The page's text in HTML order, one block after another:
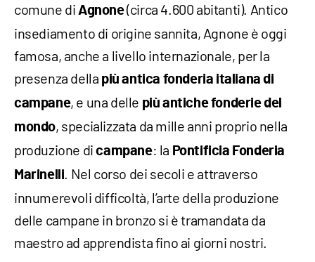
comune di Agnone(circa 4.600 abitanti). Antico
insediamento di origine sannita, Agnone è oggi
famosa, anche a livello internazionale, per la
presenza della più antica fonderia italiana di
campane, e una delle più antiche fonderie del
mondo, specializzata da mille anni proprio nella
produzione dicampane: la Pontificia Fonderia
Marinelli. Nel corso dei secoli e attraverso
innumerevoli difficoltà, l’arte della produzione
delle campane in bronzo si è tramandata da
maestro ad apprendista fino ai giorni nostri.